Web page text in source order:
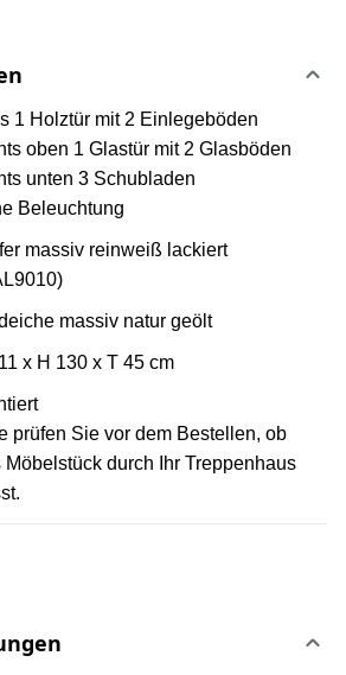
1 Holztür mit 2 Einlegeböden
oben 1 Glastür mit 2 Glasböden
unten 3 Schubladen
Beleuchtung
massiv reinweiß lackiert
massiv natur geölt
x H 130 x T 45 cm
prüfen Sie vor dem Bestellen, ob
Möbelstück durch Ihr Treppenhaus